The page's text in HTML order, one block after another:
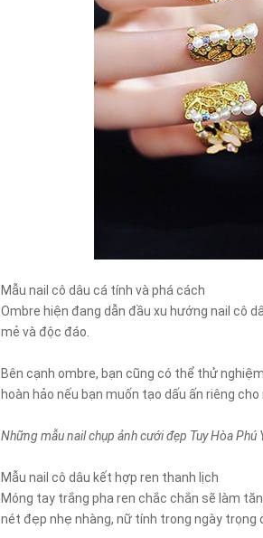
Mẫu nail cô dâu cá tính và phá cách
Ombre hiện đang dẫn đầu xu hướng nail cô
mẻ và độc đáo.
Bên cạnh ombre, bạn cũng có thể thử
hoàn hảo nếu bạn muốn tạo dấu ấn riêng cho
Những mẫu nail chụp ảnh cưới đẹp Tuy Hòa Phú
Mẫu nail cô dâu kết hợp ren thanh lịch
Móng tay trắng pha ren chắc chắn sẽ làm
nét đẹp nhẹ nhàng, nữ tính trong ngày trọng